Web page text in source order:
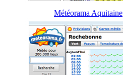
Météorama Aquitaine